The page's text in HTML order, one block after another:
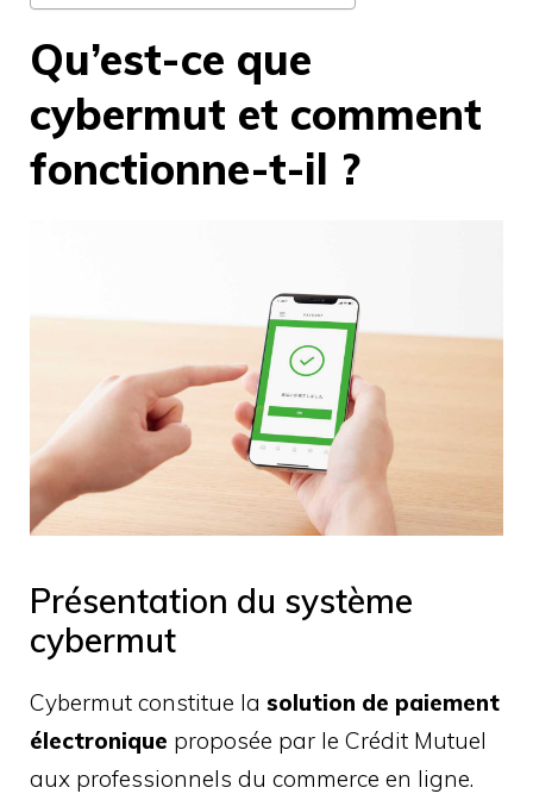
Qu’est-ce que
cybermut et comment
fonctionne-t-il ?
Présentation du système
cybermut
Cybermut constitue la solution de paiement
électronique proposée par le Crédit Mutuel
aux professionnels du commerce en ligne.